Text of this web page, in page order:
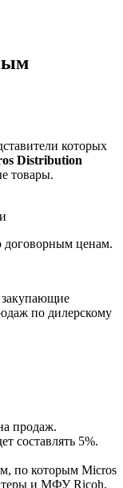
которых
Distribution
товары.
договорным ценам.
по дилерскому
продаж.
составлять 5%.
по которым Micros
и МФУ Ricoh,